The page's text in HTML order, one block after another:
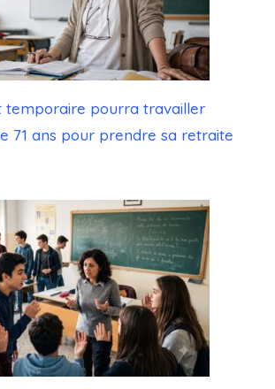
temporaire pourra travailler
71 ans pour prendre sa retraite